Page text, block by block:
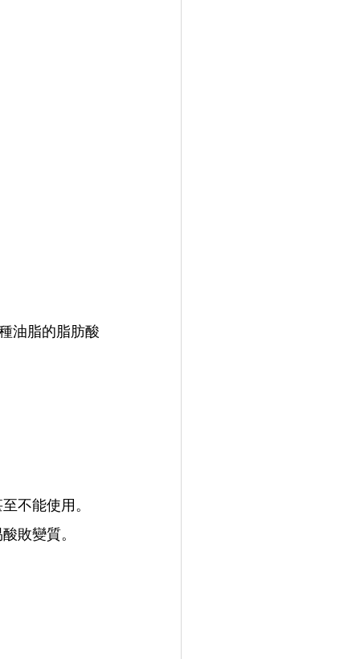
油脂的脂肪酸
不能使用。
敗變質。